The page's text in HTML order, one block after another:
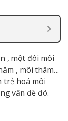
, một đôi môi
, môi thâm…
trẻ hoá môi
vấn đề đó.